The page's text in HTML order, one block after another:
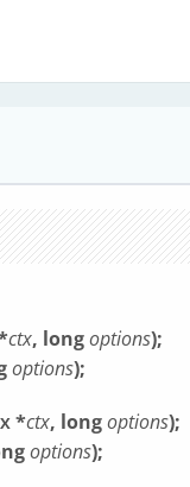
ctx, longoptions);
options);
*ctx, longoptions);
options);